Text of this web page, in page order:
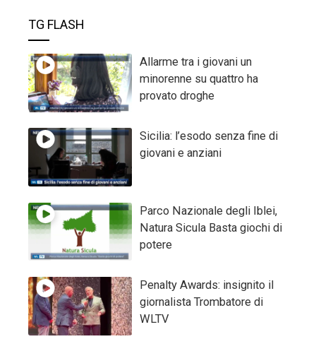
TG FLASH
Allarme tra i giovani un
minorenne su quattro ha
provato droghe
Sicilia: l’esodo senza fine di
giovani e anziani
Parco Nazionale degli Iblei,
Natura Sicula Basta giochi di
potere
Penalty Awards: insignito il
giornalista Trombatore di
WLTV